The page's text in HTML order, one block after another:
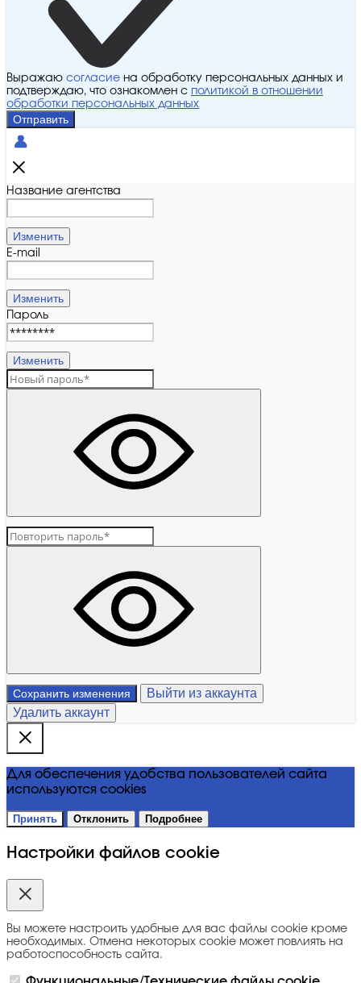
Выражаю согласие на обработку персональных данных и
подтверждаю, что ознакомлен с политикой в отношении
обработки персональных данных
Отправить
Название агентства
Изменить
E-mail
Изменить
Пароль
Изменить
Сохранить изменения
Выйти из аккаунта
Удалить аккаунт
Для обеспечения удобства пользователей сайта
используются cookies
Принять Отклонить Подробнее
Настройки файлов cookie
Вы можете настроить удобные для вас файлы cookie кроме
необходимых. Отмена некоторых cookie может повлиять на
работоспособность сайта.